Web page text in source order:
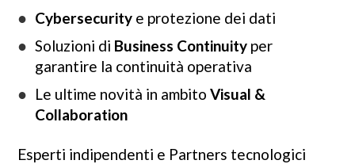
Cybersecurity e protezione dei dati
Soluzioni di Business Continuity per
garantire la continuità operativa
Le ultime novità in ambitoVisual &
Collaboration
Esperti indipendenti e Partners tecnologici